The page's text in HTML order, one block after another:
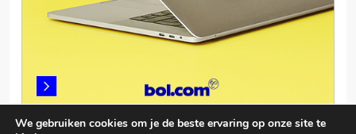
We gebruiken cookies om je de beste ervaring op onze site te